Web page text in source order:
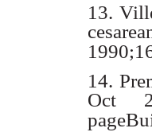
13.
14.
Oct